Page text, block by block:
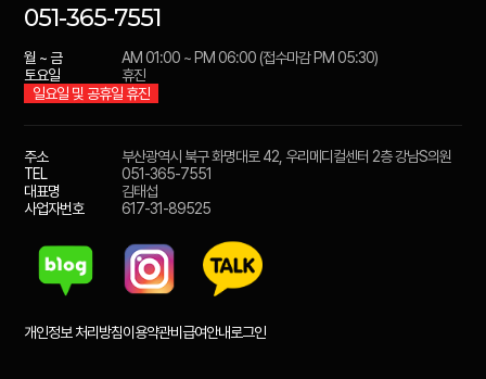
주소
부산광역시 북구 화명대로 42, 우리메디컬센터 2층 강남S의원
TEL
051-365-7551
대표명
김태섭
사업자번호
617-31-89525
개인정보 처리방침이용약관비급여안내로그인
051-365-7551
월 ~ 금
AM 01:00 ~ PM 06:00 (접수마감 PM 05:30)
토요일
휴진
일요일 및 공휴일 휴진